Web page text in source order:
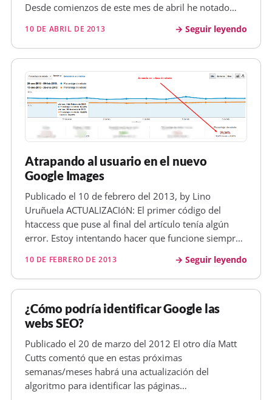
Desde comienzos de este mes de abril he notado
no sabía muy bien ya que coincidía con la Semana
Santa y no es…
10 DE ABRIL DE 2013 Seguir leyendo
Atrapando al usuario en el nuevo
Google Images
Publicado el 10 de febrero del 2013, by Lino
Uruñuela ACTUALIZACIóN: El primer código del
htaccess que puse al final del artículo tenía algún
error. Estoy intentando hacer que funcione siempre,
htaccess, aunque parece que no llega a func ionar
del todo . Con Firefox sí…
10 DE FEBRERO DE 2013 Seguir leyendo
¿Cómo podría identificar Google las
webs SEO?
Publicado el 20 de marzo del 2012 El otro día Matt
Cutts comentó que en estas próximas
semanas/meses habrá una actualización del
algoritmo para identificar las páginas